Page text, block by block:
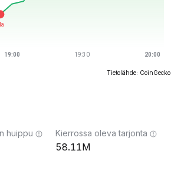
Tietolähde: CoinGecko
huippu Kierrossa oleva tarjonta
58.11M